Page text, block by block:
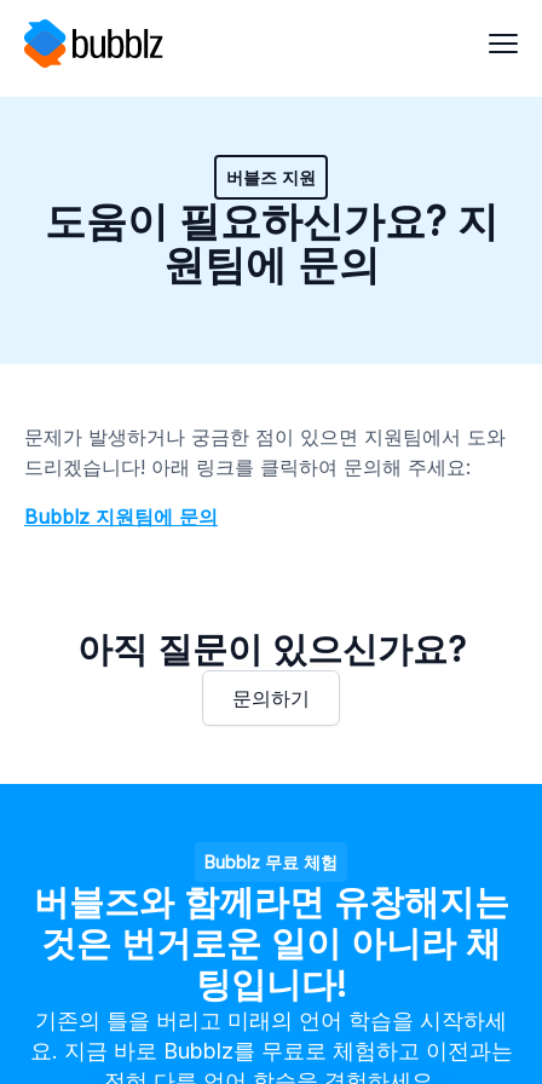
버블즈 지원
도움이 필요하신가요? 지
원팀에 문의
문제가 발생하거나 궁금한 점이 있으면 지원팀에서 도와
드리겠습니다! 아래 링크를 클릭하여 문의해 주세요:
Bubblz 지원팀에 문의
아직 질문이 있으신가요?
문의하기
Bubblz 무료 체험
버블즈와 함께라면 유창해지는
것은 번거로운 일이 아니라 채
팅입니다!
기존의 틀을 버리고 미래의 언어 학습을 시작하세
요. 지금 바로 Bubblz를 무료로 체험하고 이전과는